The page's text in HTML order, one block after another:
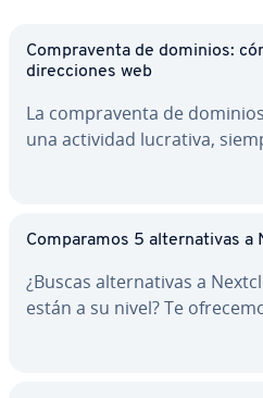
Co­m­pra­ve­n­ta de dominios:
di­re­c­cio­nes web
La co­m­pra­ve­n­ta de
una actividad lucrativa,
Co­m­pa­ra­mos 5 al­te­r­na­ti­vas a
¿Buscas al­te­r­na­ti­vas a
están a su nivel? Te